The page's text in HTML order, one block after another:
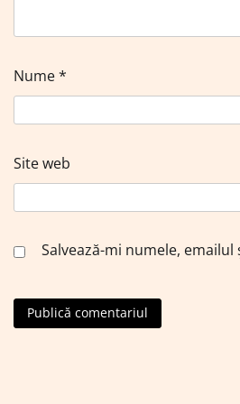
Nume*
Site web
Salvează-mi numele,